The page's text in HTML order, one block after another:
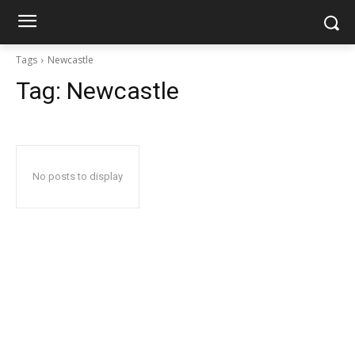
Tags Newcastle
Tag: Newcastle
No posts to display